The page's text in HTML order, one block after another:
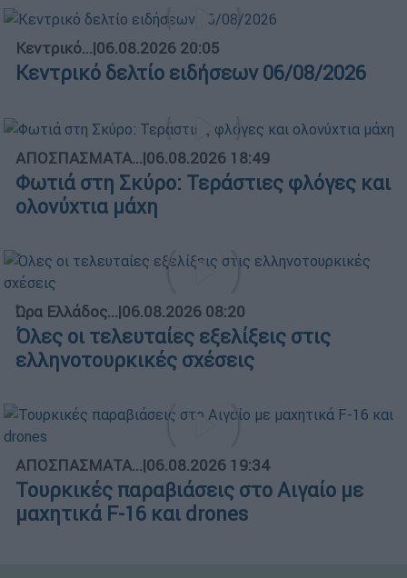
Κεντρικό...|06.08.2026 20:05
Κεντρικό δελτίο ειδήσεων 06/08/2026
ΑΠΟΣΠΑΣΜΑΤΑ...|06.08.2026 18:49
Φωτιά στη Σκύρο: Τεράστιες φλόγες και
ολονύχτια μάχη
Ώρα Ελλάδος...|06.08.2026 08:20
Όλες οι τελευταίες εξελίξεις στις
ελληνοτουρκικές σχέσεις
ΑΠΟΣΠΑΣΜΑΤΑ...|06.08.2026 19:34
Τουρκικές παραβιάσεις στο Αιγαίο με
μαχητικά F-16 και drones